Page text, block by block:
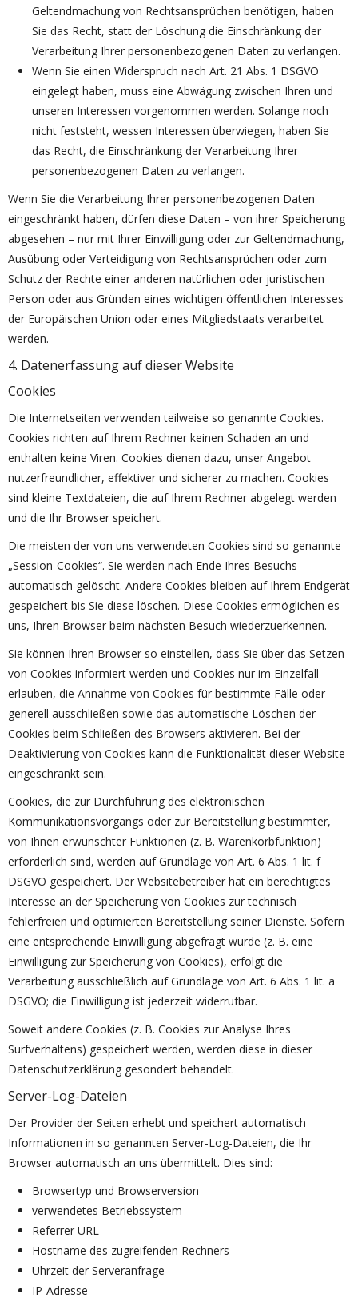
Geltendmachung von Rechtsansprüchen benötigen, haben
Sie das Recht, statt der Löschung die Einschränkung der
Verarbeitung Ihrer personenbezogenen Daten zu verlangen.
Wenn Sie einen Widerspruch nach Art. 21 Abs. 1 DSGVO
eingelegt haben, muss eine Abwägung zwischen Ihren und
unseren Interessen vorgenommen werden. Solange noch
nicht feststeht, wessen Interessen überwiegen, haben Sie
das Recht, die Einschränkung der Verarbeitung Ihrer
personenbezogenen Daten zu verlangen.
Wenn Sie die Verarbeitung Ihrer personenbezogenen Daten
eingeschränkt haben, dürfen diese Daten – von ihrer Speicherung
abgesehen – nur mit Ihrer Einwilligung oder zur Geltendmachung,
Ausübung oder Verteidigung von Rechtsansprüchen oder zum
Schutz der Rechte einer anderen natürlichen oder juristischen
Person oder aus Gründen eines wichtigen öffentlichen Interesses
der Europäischen Union oder eines Mitgliedstaats verarbeitet
werden.
4. Datenerfassung auf dieser Website
Cookies
Die Internetseiten verwenden teilweise so genannte Cookies.
Cookies richten auf Ihrem Rechner keinen Schaden an und
enthalten keine Viren. Cookies dienen dazu, unser Angebot
nutzerfreundlicher, effektiver und sicherer zu machen. Cookies
sind kleine Textdateien, die auf Ihrem Rechner abgelegt werden
und die Ihr Browser speichert.
Die meisten der von uns verwendeten Cookies sind so genannte
„Session-Cookies“. Sie werden nach Ende Ihres Besuchs
automatisch gelöscht. Andere Cookies bleiben auf Ihrem Endgerät
gespeichert bis Sie diese löschen. Diese Cookies ermöglichen es
uns, Ihren Browser beim nächsten Besuch wiederzuerkennen.
Sie können Ihren Browser so einstellen, dass Sie über das Setzen
von Cookies informiert werden und Cookies nur im Einzelfall
erlauben, die Annahme von Cookies für bestimmte Fälle oder
generell ausschließen sowie das automatische Löschen der
Cookies beim Schließen des Browsers aktivieren. Bei der
Deaktivierung von Cookies kann die Funktionalität dieser Website
eingeschränkt sein.
Cookies, die zur Durchführung des elektronischen
Kommunikationsvorgangs oder zur Bereitstellung bestimmter,
von Ihnen erwünschter Funktionen (z. B. Warenkorbfunktion)
erforderlich sind, werden auf Grundlage von Art. 6 Abs. 1 lit. f
DSGVO gespeichert. Der Websitebetreiber hat ein berechtigtes
Interesse an der Speicherung von Cookies zur technisch
fehlerfreien und optimierten Bereitstellung seiner Dienste. Sofern
eine entsprechende Einwilligung abgefragt wurde (z. B. eine
Einwilligung zur Speicherung von Cookies), erfolgt die
Verarbeitung ausschließlich auf Grundlage von Art. 6 Abs. 1 lit. a
DSGVO; die Einwilligung ist jederzeit widerrufbar.
Soweit andere Cookies (z. B. Cookies zur Analyse Ihres
Surfverhaltens) gespeichert werden, werden diese in dieser
Datenschutzerklärung gesondert behandelt.
Server-Log-Dateien
Der Provider der Seiten erhebt und speichert automatisch
Informationen in so genannten Server-Log-Dateien, die Ihr
Browser automatisch an uns übermittelt. Dies sind:
Browsertyp und Browserversion
verwendetes Betriebssystem
Referrer URL
Hostname des zugreifenden Rechners
Uhrzeit der Serveranfrage
IP-Adresse